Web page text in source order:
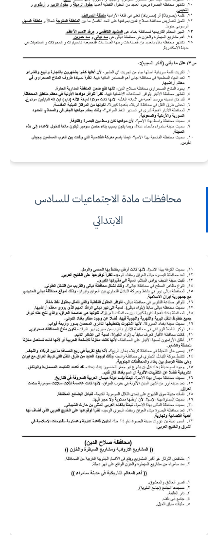
محافظات مادة الاجتماعيات للسادس
الابتدائي